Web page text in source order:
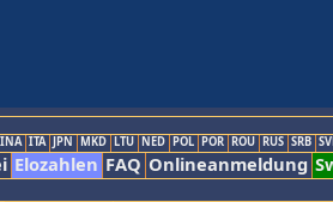
INA ITA JPN MKD LTU NED POL POR ROU RUS SRB
Elozahlen FAQ Onlineanmeldung